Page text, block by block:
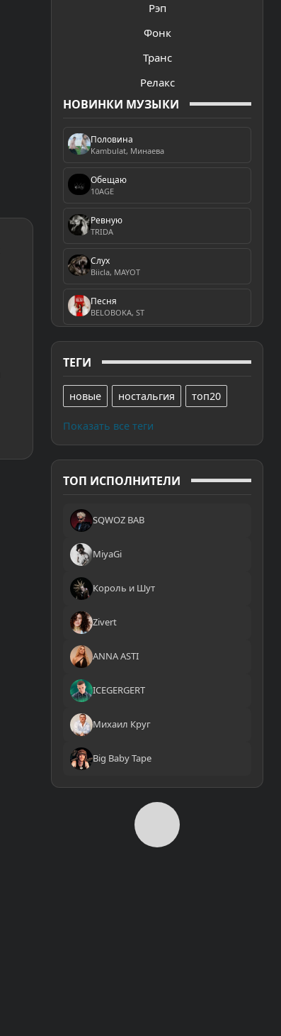
Рэп
Фонк
Транс
Релакс
НОВИНКИ МУЗЫКИ
Половина
Kambulat, Минаева
Обещаю
10AGE
Ревную
TRIDA
Слух
Biicla, MAYOT
Песня
BELOBOKA, ST
ТЕГИ
новые ностальгия топ20
Показать все теги
ТОП ИСПОЛНИТЕЛИ
SQWOZ BAB
MiyaGi
Король и Шут
Zivert
ANNA ASTI
ICEGERGERT
Михаил Круг
Big Baby Tape